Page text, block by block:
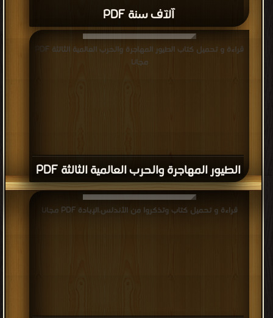
آلآف سنة PDF
الطيور المهاجرة والحرب العالمية الثالثة PDF
قراءة و تحميل كتاب الطيور المهاجرة والحرب العالمية الثالثة PDF
مجانا
قراءة و تحميل كتاب وتذكروا من الأندلس.الإبادة PDF مجانا